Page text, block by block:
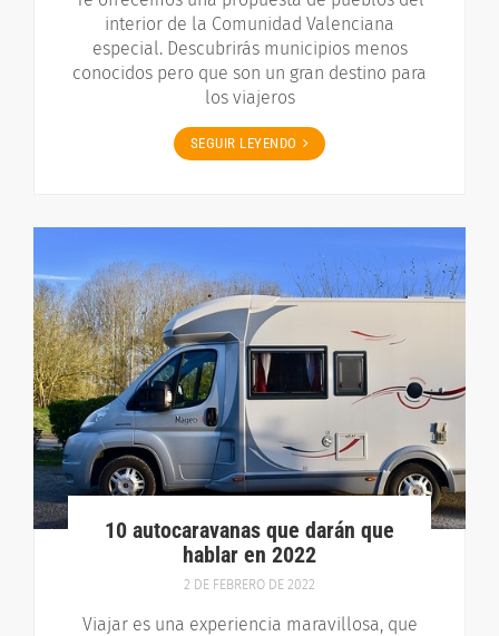
interior de la Comunidad Valenciana
especial. Descubrirás municipios menos
conocidos pero que son un gran destino para
los viajeros
SEGUIR LEYENDO
10 autocaravanas que darán que
hablar en 2022
2 DE FEBRERO DE 2022
Viajar es una experiencia maravillosa, que